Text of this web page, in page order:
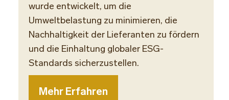
wurde entwickelt, um die
Umweltbelastung zu minimieren, die
Nachhaltigkeit der Lieferanten zu fördern
und die Einhaltung globaler ESG-
Standards sicherzustellen.
Mehr Erfahren